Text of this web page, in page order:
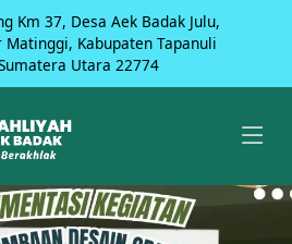
Km 37, Desa Aek Badak Julu,
Matinggi, Kabupaten Tapanuli
Utara 22774